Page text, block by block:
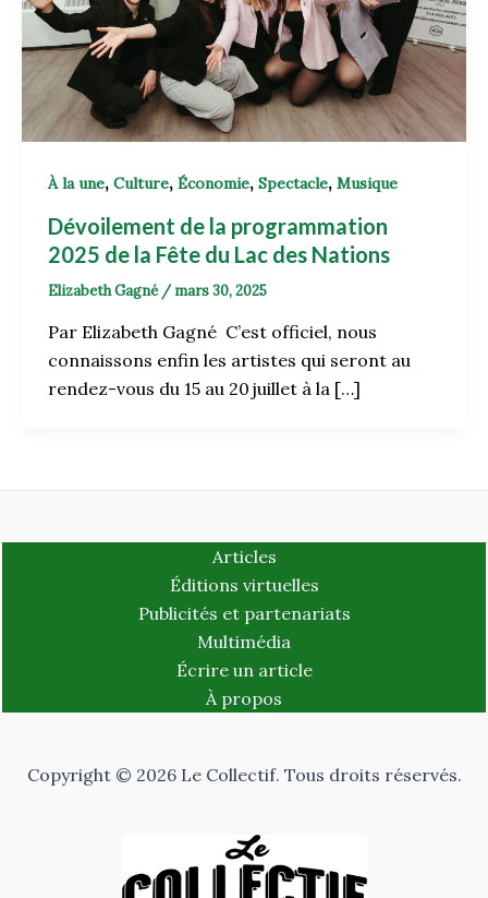
À la une, Culture, Économie, Spectacle, Musique
Dévoilement de la programmation
2025 de la Fête du Lac des Nations
Elizabeth Gagné / mars 30, 2025
Par Elizabeth Gagné C’est officiel, nous
connaissons enfin les artistes qui seront au
rendez-vous du 15 au 20 juillet à la […]
Articles
Éditions virtuelles
Publicités et partenariats
Multimédia
Écrire un article
À propos
Copyright © 2026 Le Collectif. Tous droits réservés.